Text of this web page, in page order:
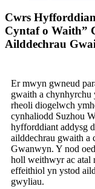
Cwrs
Cyntaf o Waith”
Ailddechrau
Er mwyn gwneud
gwaith a
rheoli diogelwch
cynhaliodd Suzhou
hyfforddiant addysg
ailddechrau gwaith
Gwanwyn. Y nod
holl weithwyr ac atal
effeithiol yn ystod
gwyliau.